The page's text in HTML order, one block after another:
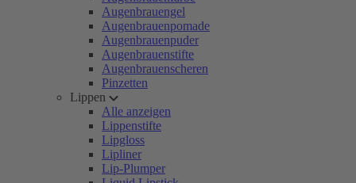
Augenbrauengel
Augenbrauenpomade
Augenbrauenpuder
Augenbrauenstifte
Augenbrauenscheren
Pinzetten
Lippen
Alle anzeigen
Lippenstifte
Lipgloss
Lipliner
Lip-Plumper